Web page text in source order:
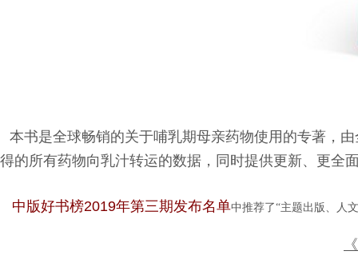
本书是全球畅销的关于哺乳期母亲药物使用的专著，
得的所有药物向乳汁转运的数据，同时提供更新、更全
中版好书榜2019年第三期发布名单中推荐了“主题出版、人